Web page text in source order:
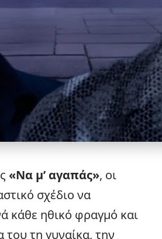
«Να μ’ αγαπάς», οι
σχέδιο να
κάθε ηθικό φραγμό και
του τη γυναίκα, την